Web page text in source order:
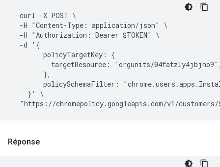
  curl -X POST \
  -H "Content-Type: application/json" \
  -H "Authorization: Bearer $TOKEN" \
  -d '{
        policyTargetKey: {
targetResource: "orgunits/
        },
policySchemaFilter:
    }' \
Réponse